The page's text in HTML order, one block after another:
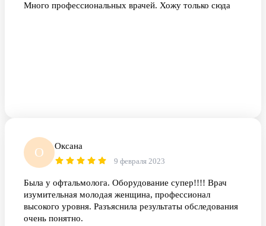
Много профессиональных врачей. Хожу только сюда
О Оксана
9 февраля 2023
Была у офтальмолога. Оборудование супер!!!! Врач
изумительная молодая женщина, профессионал
высокого уровня. Разъяснила результаты обследования
очень понятно.